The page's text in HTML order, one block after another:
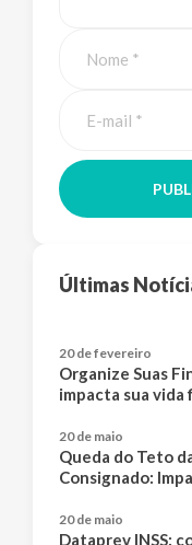
Últimas
20 de fevereiro
Organize Suas
impacta sua vida
20 de maio
Queda do Teto
Consignado:
20 de maio
Dataprev INSS: